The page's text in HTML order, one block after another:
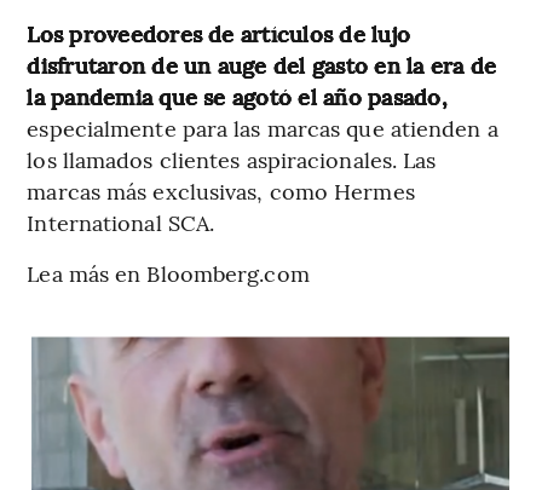
Los proveedores de artículos de lujo
disfrutaron de un auge del gasto en la era de
la pandemia que se agotó el año pasado,
especialmente para las marcas que atienden a
los llamados clientes aspiracionales. Las
marcas más exclusivas, como Hermes
International SCA.
Lea más en Bloomberg.com